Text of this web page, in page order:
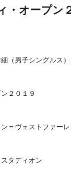
・オープン
（男子シングルス
２０１９
＝ヴェストファー
タディオン